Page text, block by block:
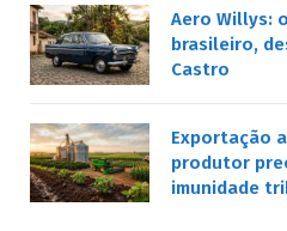
Aero Willys:
brasileiro,
Castro
Exportação
produtor
imunidade